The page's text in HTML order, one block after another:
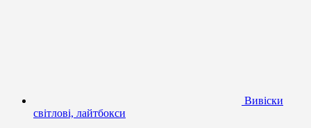
Вивіски
світлові, лайтбокси